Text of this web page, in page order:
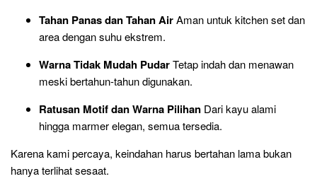
Tahan Panas dan Tahan AirAman untuk kitchen set dan
area dengan suhu ekstrem.
Warna Tidak Mudah PudarTetap indah dan menawan
meski bertahun-tahun digunakan.
Ratusan Motif dan Warna Pilihan Dari kayu alami
hingga marmer elegan, semua tersedia.
Karena kami percaya, keindahan harus bertahan lama bukan
hanya terlihat sesaat.